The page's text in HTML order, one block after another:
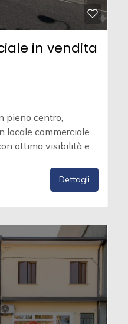
in vendita
pieno centro,
locale commerciale
ottima visibilità e...
Dettagli